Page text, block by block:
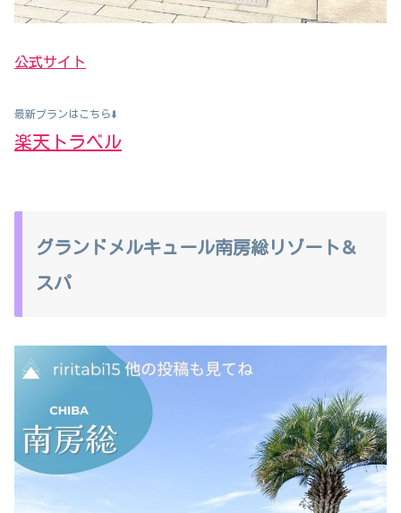
公式サイト
最新プランはこちら⬇️
楽天トラベル
グランドメルキュール南房総リゾート＆
スパ